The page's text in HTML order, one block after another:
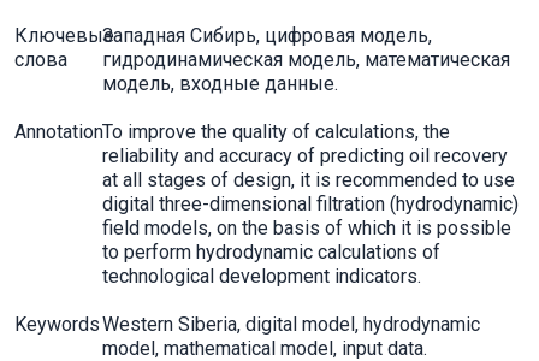
Ключевые
слова
Западная Сибирь, цифровая модель,
гидродинамическая модель, математическая
модель, входные данные.
AnnotationTo improve the quality of calculations, the
reliability and accuracy of predicting oil recovery
at all stages of design, it is recommended to use
digital three-dimensional filtration (hydrodynamic)
field models, on the basis of which it is possible
to perform hydrodynamic calculations of
technological development indicators.
KeywordsWestern Siberia, digital model, hydrodynamic
model, mathematical model, input data.